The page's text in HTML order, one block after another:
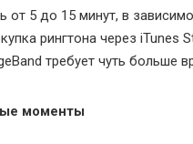
от 5 до 15 минут, в
рингтона через iTunes
требует чуть больше
моменты